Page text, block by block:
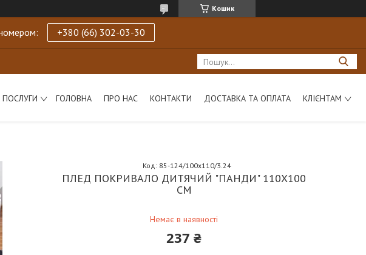
Кошик
+380 (66) 302-03-30
ГОЛОВНА ПРО НАС КОНТАКТИ ДОСТАВКА ТА ОПЛАТА КЛІЄНТАМ
ПЛЕД ПОКРИВАЛО ДИТЯЧИЙ "ПАНДИ" 110Х100
СМ
Немає в наявності
Код: 85-124/100х110/3.24
237 ₴